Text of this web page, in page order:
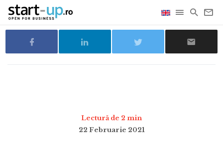
Lectură de 2 min
22 Februarie 2021